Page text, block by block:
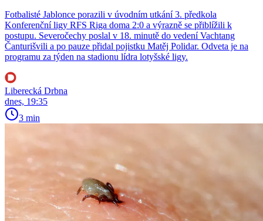
Fotbalisté Jablonce porazili v úvodním utkání 3. předkola
Konferenční ligy RFS Riga doma 2:0 a výrazně se přiblížili k
postupu. Severočechy poslal v 18. minutě do vedení Vachtang
Čanturišvili a po pauze přidal pojistku Matěj Polidar. Odveta je na
programu za týden na stadionu lídra lotyšské ligy.
Liberecká Drbna
dnes, 19:35
3 min